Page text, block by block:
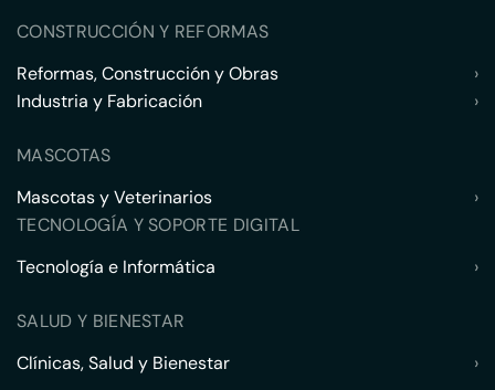
CONSTRUCCIÓN Y REFORMAS
Reformas, Construcción y Obras
›
Industria y Fabricación
›
MASCOTAS
Mascotas y Veterinarios
›
TECNOLOGÍA Y SOPORTE DIGITAL
Tecnología e Informática
›
SALUD Y BIENESTAR
Clínicas, Salud y Bienestar
›